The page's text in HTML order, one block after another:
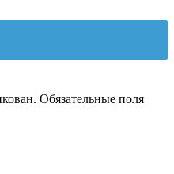
Обязательные поля